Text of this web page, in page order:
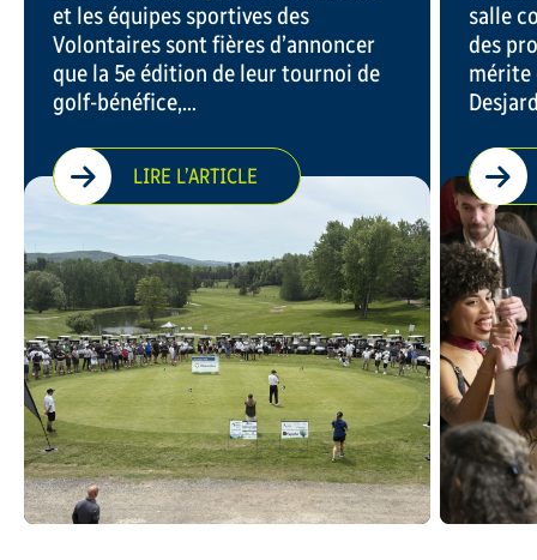
et les équipes sportives des
Volontaires sont fières d’annoncer
que la 5e édition de leur tournoi de
golf-bénéfice,…
LIRE L’ARTICLE
salle
des
mérite